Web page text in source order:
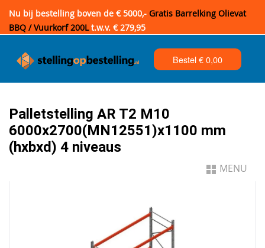
Nu bij bestelling boven de € 5000,- Gratis Barrelking Olievat
BBQ / Vuurkorf 200Lt.w.v. € 279,95
Bestel €0,00
Palletstelling AR T2 M10
6000x2700(MN12551)x1100 mm
(hxbxd) 4 niveaus
MENU